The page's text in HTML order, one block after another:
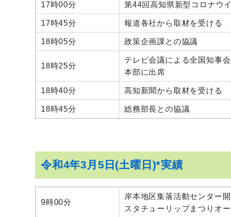
17時00分 第44回高知県新型コロナウ
17時45分 報道各社から取材を受ける
18時05分 政策企画課との協議
18時25分
テレビ会議による全国知事
本部に出席
18時40分 高知新聞から取材を受ける
18時45分 総務部長との協議
令和4年3月5日(土曜日)*実績
9時00分
岸本地区集落活動センター
スタチューリップまつりオ